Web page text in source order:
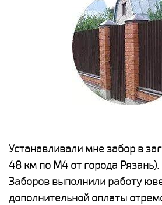
Устанавливали мне забор в
48 км по М4 от города
Заборов выполнили работу
дополнительной оплаты